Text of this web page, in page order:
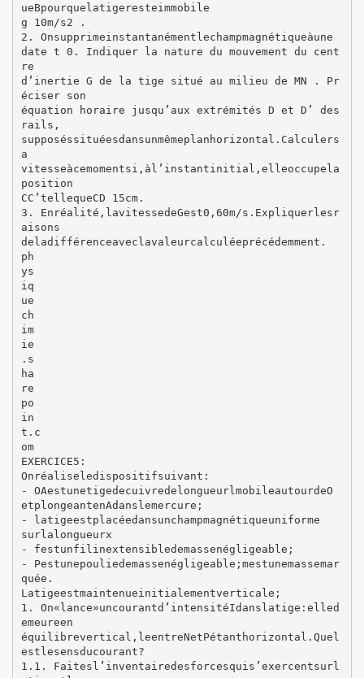
ueBpourquelatigeresteimmobile
g 10m/s2 .
2. Onsupprimeinstantanémentlechampmagnétiqueàune
date t 0. Indiquer la nature du mouvement du cent
re
d’inertie G de la tige situé au milieu de MN . Pr
éciser son
équation horaire jusqu’aux extrémités D et D’ des
rails,
supposéssituéesdansunmêmeplanhorizontal.Calculers
a
vitesseàcemomentsi,àl’instantinitial,elleoccupela
position
CC’tellequeCD 15cm.
3. Enréalité,lavitessedeGest0,60m/s.Expliquerlesr
aisons
deladifférenceaveclavaleurcalculéeprécédemment.
ph
ys
iq
ue
ch
im
ie
.s
ha
re
po
in
t.c
om
EXERCICE5:
Onréaliseledispositifsuivant:
- OAestunetigedecuivredelongueurlmobileautourdeO
etplongeantenAdanslemercure;
- latigeestplacéedansunchampmagnétiqueuniforme
surlalongueurx
- festunfilinextensibledemassenégligeable;
- Pestunepouliedemassenégligeable;mestunemassemar
quée.
Latigeestmaintenueinitialementverticale;
1. On«lance»uncourantd’intensitéIdanslatige:elled
emeureen
équilibrevertical,leentreNetPétanthorizontal.Quel
estlesensducourant?
1.1. Faitesl’inventairedesforcesquis’exercentsurl